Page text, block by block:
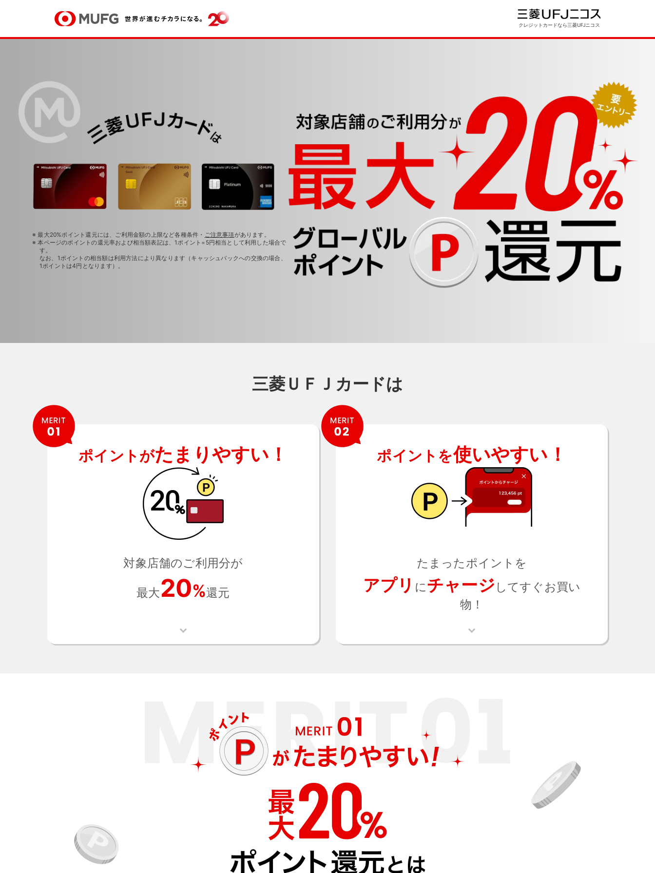
クレジットカードなら三菱UFJニコス
※ 最大20%ポイント還元には、ご利用金額の上限など各種条件・ ご注意事項があります。
※ 本ページのポイントの還元率および相当額表記は、1ポイント=5円相当として利用した場合で
す。
なお、1ポイントの相当額は利用方法により異なります（キャッシュバックへの交換の場合、
1ポイントは4円となります）。
三菱ＵＦＪカードは
ポイントがたまりやすい！
対象店舗のご利用分が
最大20%還元
ポイントを使いやすい！
たまったポイントを
アプリ にチャージ してすぐお買い
物！